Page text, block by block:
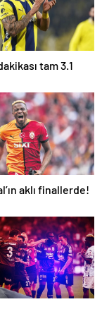
tam 3.1
aklı finallerde!